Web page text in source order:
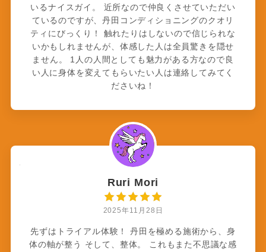
いるナイスガイ。 近所なので仲良くさせていただい
ているのですが、丹田コンディショニングのクオリ
ティにびっくり！ 触れたりはしないので信じられな
いかもしれませんが、体感した人は全員驚きを隠せ
ません。 1人の人間としても魅力がある方なので良
い人に身体を変えてもらいたい人は連絡してみてく
ださいね！
Ruri Mori
2025年11月28日
先ずはトライアル体験！ 丹田を極める施術から、身
体の軸が整う そして、整体。 これもまた不思議な感